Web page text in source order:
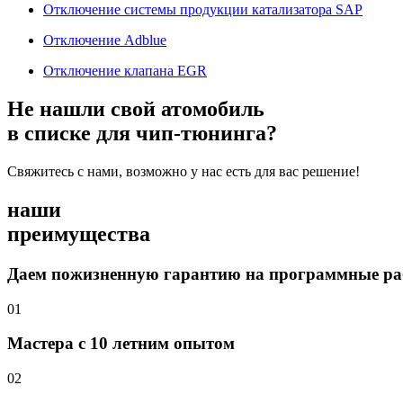
Отключение системы продукции катализатора SAP
Отключение Adblue
Отключение клапана EGR
Не нашли свой атомобиль
в списке для чип-тюнинга?
Свяжитесь с нами, возможно у нас есть для вас решение!
наши
преимущества
Даем пожизненную гарантию на программные
01
Мастера с 10 летним опытом
02